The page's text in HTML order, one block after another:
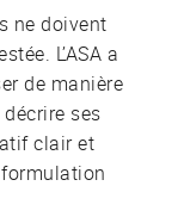
ne doivent
L’ASA a
de manière
ses
clair et